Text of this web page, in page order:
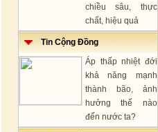
chiều sâu, thực
chất, hiệu quả
Tin Cộng Đồng
Áp thấp nhiệt đới
khả năng mạnh
thành bão, ảnh
hưởng thế nào
đến nước ta?